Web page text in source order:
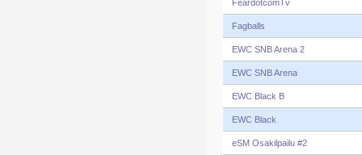
FeardotcomTv
Fagballs
EWC SNB Arena 2
EWC SNB Arena
EWC Black B
EWC Black
eSM Osakilpailu #2